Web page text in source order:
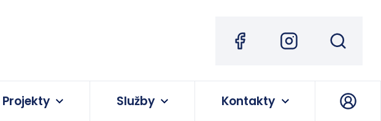
Projekty Služby Kontakty